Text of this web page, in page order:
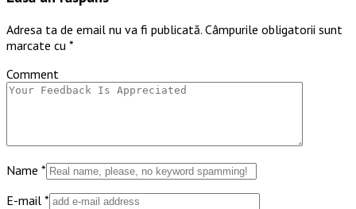
Adresa ta de email nu va fi publicată. Câmpurile obligatorii sunt
marcate cu *
Comment
Name *
E-mail *